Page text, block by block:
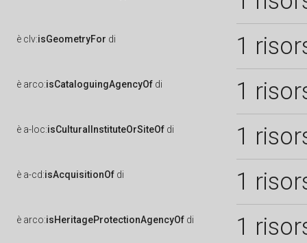
è clv:isGeometryFor di 1
è arco:isCataloguingAgencyOf di 1
è a-loc:isCulturalInstituteOrSiteOf di 1
è a-cd:isAcquisitionOf di 1
è arco:isHeritageProtectionAgencyOf di 1